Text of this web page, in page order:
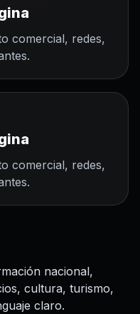
comercial, redes,
comercial, redes,
nacional,
cultura, turismo,
claro.